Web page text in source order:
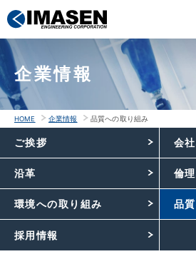
本
文
へ
移
動
企業情報
HOME 企業情報 品質への取り組み
ご挨拶 会
沿革 倫
環境への取り組み 品
採用情報